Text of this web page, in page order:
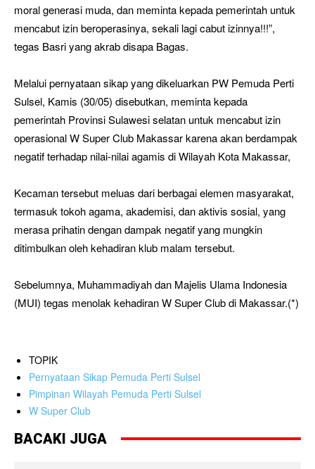
moral generasi muda, dan meminta kepada pemerintah untuk
mencabut izin beroperasinya, sekali lagi cabut izinnya!!!”,
tegas Basri yang akrab disapa Bagas.
Melalui pernyataan sikap yang dikeluarkan PW Pemuda Perti
Sulsel, Kamis (30/05) disebutkan, meminta kepada
pemerintah Provinsi Sulawesi selatan untuk mencabut izin
operasional W Super Club Makassar karena akan berdampak
negatif terhadap nilai-nilai agamis di Wilayah Kota Makassar,
Kecaman tersebut meluas dari berbagai elemen masyarakat,
termasuk tokoh agama, akademisi, dan aktivis sosial, yang
merasa prihatin dengan dampak negatif yang mungkin
ditimbulkan oleh kehadiran klub malam tersebut.
Sebelumnya, Muhammadiyah dan Majelis Ulama Indonesia
(MUI) tegas menolak kehadiran W Super Club di Makassar.(*)
TOPIK
Pernyataan Sikap Pemuda Perti Sulsel
Pimpinan Wilayah Pemuda Perti Sulsel
W Super Club
BACAKI JUGA